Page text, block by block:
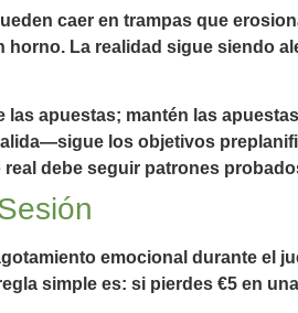
caer en trampas que
La realidad sigue siendo
apuestas; mantén las
los objetivos
debe seguir patrones
emocional durante el
simple es: si pierdes €5 en